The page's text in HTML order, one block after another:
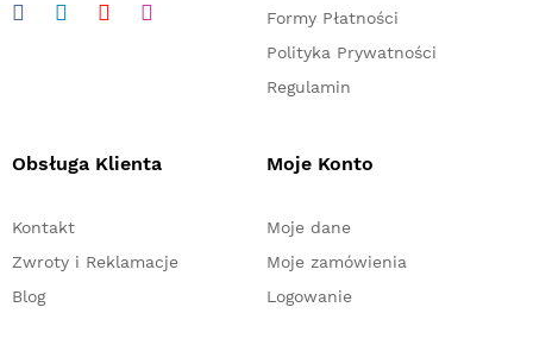
Formy Płatności
Polityka Prywatności
Regulamin
Obsługa Klienta
Kontakt
Zwroty i Reklamacje
Blog
Moje Konto
Moje dane
Moje zamówienia
Logowanie